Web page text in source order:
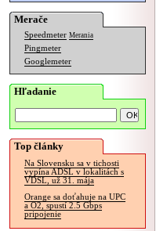
Merače
Speedmeter Merania
Pingmeter
Googlemeter
Hľadanie
Top články
Na Slovensku sa v tichosti
vypína ADSL v lokalitách s
VDSL, už 31. mája
Orange sa doťahuje na UPC
a O2, spustí 2.5 Gbps
pripojenie